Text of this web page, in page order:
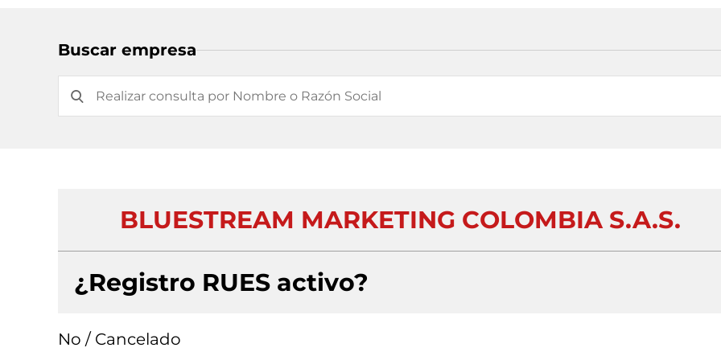
Buscar empresa
BLUESTREAM MARKETING COLOMBIA S.A.S.
¿Registro RUES activo?
No / Cancelado